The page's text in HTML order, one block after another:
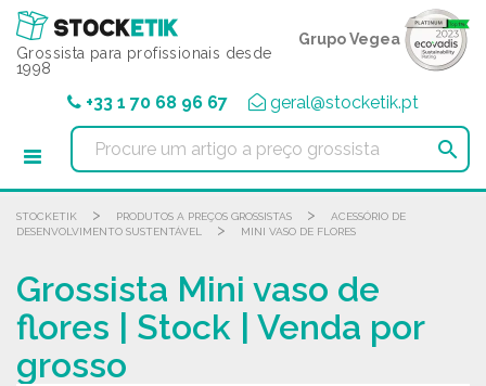
Grossista para profissionais desde
1998
Grupo Vegea
+33 1 70 68 96 67 geral@stocketik.pt

STOCKETIK > PRODUTOS A PREÇOS GROSSISTAS >
ACESSÓRIO DE
DESENVOLVIMENTO SUSTENTÁVEL
> MINI VASO DE FLORES
Grossista Mini vaso de
flores | Stock | Venda por
grosso
Painel de Gerenciamento de Cookies